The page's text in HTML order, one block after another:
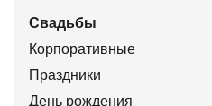
Свадьбы
Корпоративные
Праздники
День рождения